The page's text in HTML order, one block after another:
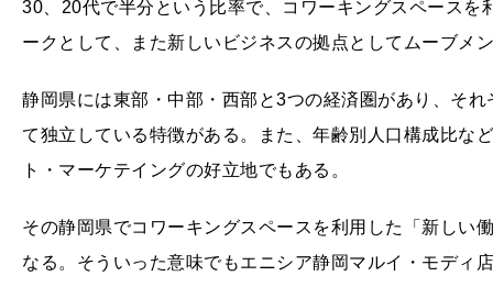
30、20代で半分という比率で、コワーキングスペース
ークとして、また新しいビジネスの拠点としてムーブメ
静岡県には東部・中部・西部と3つの経済圏があり、そ
て独立している特徴がある。また、年齢別人口構成比な
ト・マーケテイングの好立地でもある。
その静岡県でコワーキングスペースを利用した「新しい
なる。そういった意味でもエニシア静岡マルイ・モディ